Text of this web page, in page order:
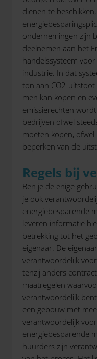
dienen te
ondernemingen zijn
deelnemen aan het
handelssysteem
industrie. In dat
ton aan CO2-
men kan kopen en
emissierechten
bedrijven ofwel
moeten kopen,
beperken van de
Regels bij
Ben je de enige
je ook
energiebesparende
leveren informatie
betrekking tot het
eigenaar. De
verantwoordelijk
tenzij anders
maatregelen
verantwoordelijk
een gebouw met
verantwoordelijk
energiebesparende
huurders zijn